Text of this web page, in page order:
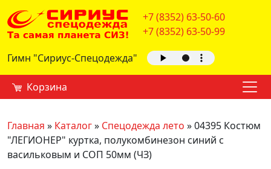
+7 (8352) 63-50-60
+7 (8352) 63-50-99
Гимн "Сириус-Спецодежда"
Корзина
Главная » Каталог» Спецодежда лето »04395 Костюм
"ЛЕГИОНЕР" куртка, полукомбинезон синий с
васильковым и СОП 50мм (ЧЗ)